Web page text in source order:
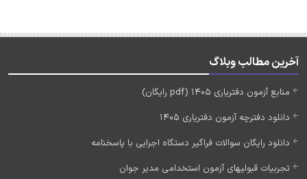
آخرین مطالب وبلاگ
منابع آزمون دفتریاری 1405 (pdf رایگان)
دانلود دفترچه آزمون دفتریاری 1405
دانلود رایگان سوالات فراگیر دستگاه اجرایی با پاسخنامه
تجربیات قبولیهای آزمون استخدامی مدیر جوان